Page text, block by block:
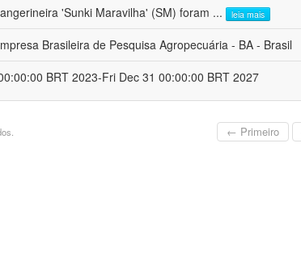
'Sunki Maravilha' (SM) foram ... leia mais
Brasileira de Pesquisa Agropecuária - BA - Brasil
BRT 2023-Fri Dec 31 00:00:00 BRT 2027
← Primeiro